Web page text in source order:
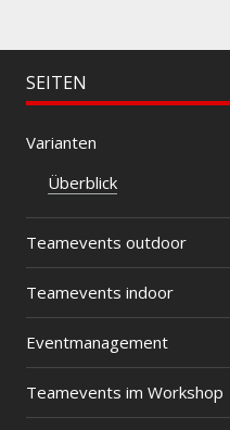
SEITEN
Varianten
Überblick
Teamevents outdoor
Teamevents indoor
Eventmanagement
Teamevents im Workshop